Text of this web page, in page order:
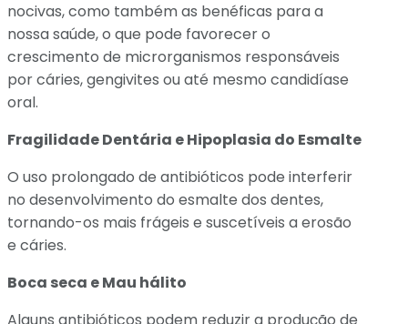
nocivas, como também as benéficas para a
nossa saúde, o que pode favorecer o
crescimento de microrganismos responsáveis
por cáries, gengivites ou até mesmo candidíase
oral.
Fragilidade Dentária e Hipoplasia do Esmalte
O uso prolongado de antibióticos pode interferir
no desenvolvimento do esmalte dos dentes,
tornando-os mais frágeis e suscetíveis a erosão
e cáries.
Boca seca e Mau hálito